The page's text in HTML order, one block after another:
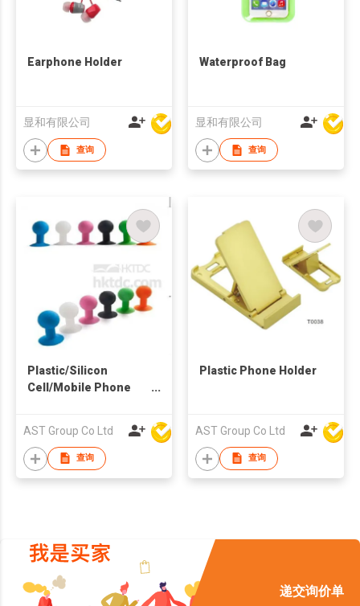
Earphone Holder
显和有限公司
查询
Waterproof Bag
显和有限公司
查询
Plastic/Silicon
Cell/Mobile Phone
AST Group Co Ltd
查询
Plastic Phone Holder
AST Group Co Ltd
查询
递交询价单